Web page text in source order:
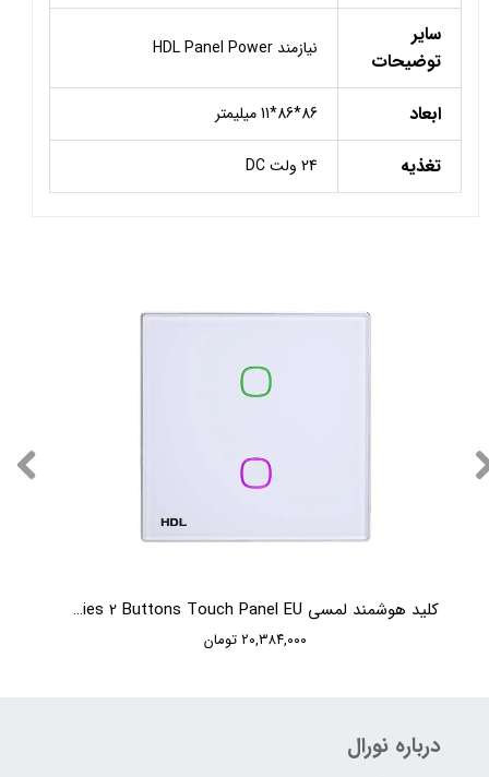
سایر
توضیحات
نیازمند HDL Panel Power
ابعاد 86*86*11 میلیمتر
تغذیه 24 ولت DC
کلید هوشمند لمسی HDL iTouch Series 2 Buttons Touch Panel EU
۲۰,۳۸۴,۰۰۰ تومان
درباره نورال